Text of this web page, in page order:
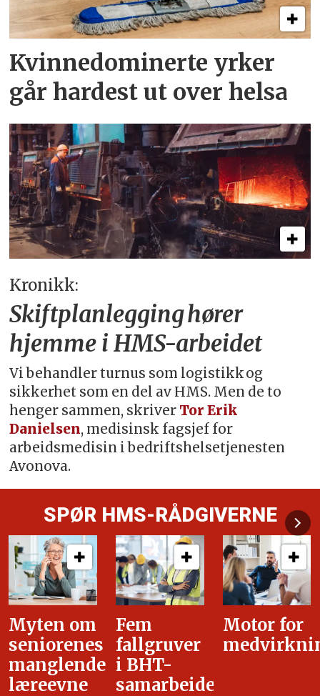
Kvinnedominerte yrker
går hardest ut over helsa
Kronikk:
Skiftplanlegging hører
hjemme i HMS-arbeidet
Vi behandler turnus som logistikk og
sikkerhet som en del av HMS. Men de to
henger sammen, skriver Tor Erik
Danielsen, medisinsk fagsjef for
arbeidsmedisin i bedriftshelsetjenesten
Avonova.
SPØR HMS-RÅDGIVERNE
Fem
fallgruver
i BHT-
samarbeidet
Motor for
medvirkning
i